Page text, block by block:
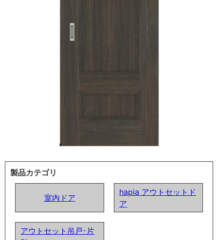
製品カテゴリ
室内ドア
hapia アウトセットド
ア
アウトセット吊戸･片